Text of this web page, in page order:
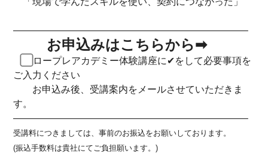
————————————————————————–
お申込みはこちらから➡
ロープレアカデミー体験講座に✔をして必要事項を
ご入力ください
お申込み後、受講案内をメールさせていただきま
す。
————————————————————————–
受講料につきましては、事前のお振込をお願いしております。
(振込手数料は貴社にてご負担願います。)